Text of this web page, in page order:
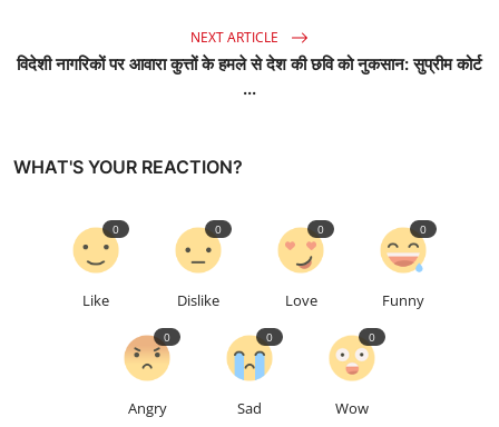
NEXT ARTICLE
विदेशी नागरिकों पर आवारा कुत्तों के हमले से देश की छवि को नुकसान: सुप्रीम कोर्ट
...
WHAT'S YOUR REACTION?
Like
0
Dislike
0
Love
0
Funny
0
Angry
0
Sad
0
Wow
0